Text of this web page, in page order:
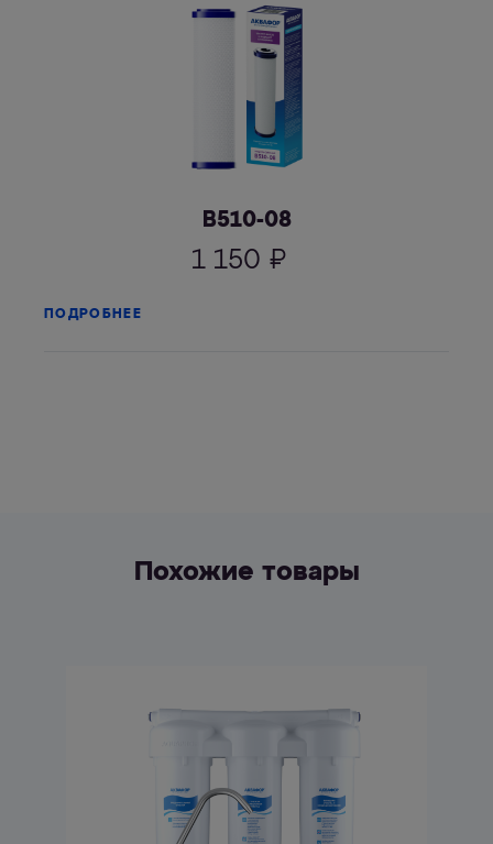
В510-08
1 150 ₽
ПОДРОБНЕЕ
Похожие товары